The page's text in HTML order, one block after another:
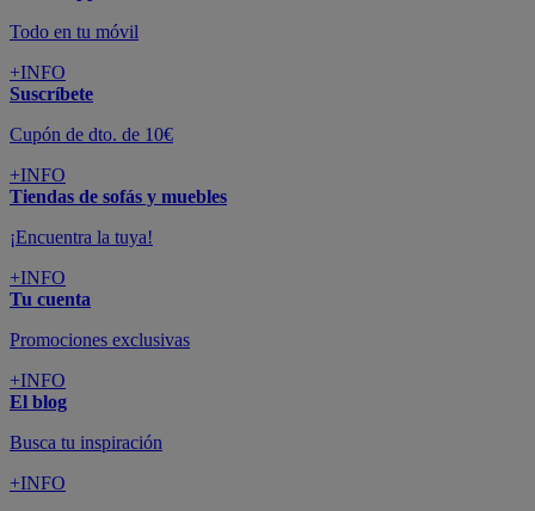
Todo en tu móvil
+INFO
Suscríbete
Cupón de dto. de 10€
+INFO
Tiendas de sofás y muebles
¡Encuentra la tuya!
+INFO
Tu cuenta
Promociones exclusivas
+INFO
El blog
Busca tu inspiración
+INFO